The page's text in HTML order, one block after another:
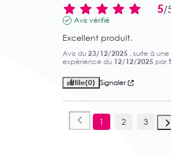
5/
Avis vérifié
Excellent produit.
Avis du 23/12/2025 , suite à une
expérience du 12/12/2025 par
Utile(0) Signaler
1 2 3